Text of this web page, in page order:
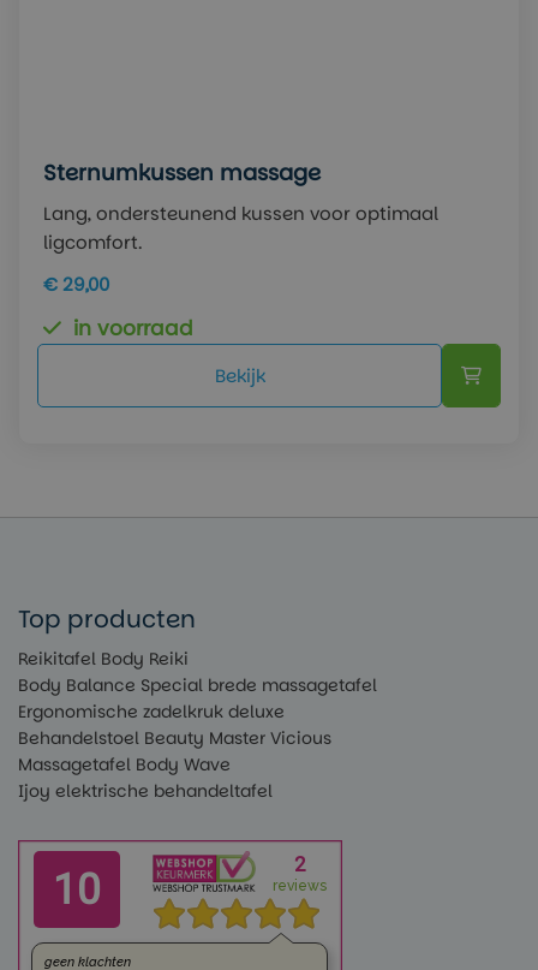
Sternumkussen massage
Lang, ondersteunend kussen voor optimaal
ligcomfort.
€ 29,00
in voorraad
Bekijk
Top producten
Reikitafel Body Reiki
Body Balance Special brede massagetafel
Ergonomische zadelkruk deluxe
Behandelstoel Beauty Master Vicious
Massagetafel Body Wave
Ijoy elektrische behandeltafel